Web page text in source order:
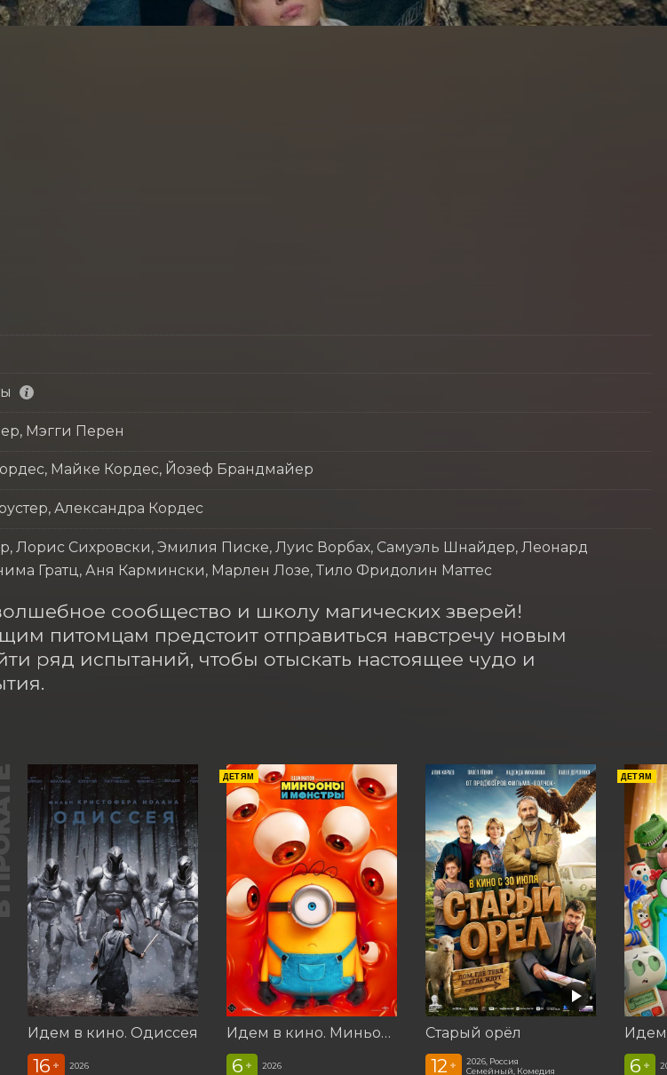
Мэгги Перен
Майке Кордес, Йозеф Брандмайер
Александра Кордес
Лорис Сихровски, Эмилия Писке, Луис Ворбах, Самуэль Шнайдер, Леонард
Гратц, Аня Кармински, Марлен Лозе, Тило Фридолин Маттес
сообщество и школу магических зверей!
питомцам предстоит отправиться навстречу новым
ряд испытаний, чтобы отыскать настоящее чудо и
Идем в кино. Одиссея
16 + 2026
ДЕТЯМ
Идем в кино. Миньоны и монстры
6 + 2026
Старый орёл
12 +
2026, Россия
Семейный, Комедия
ДЕТЯМ
6 +